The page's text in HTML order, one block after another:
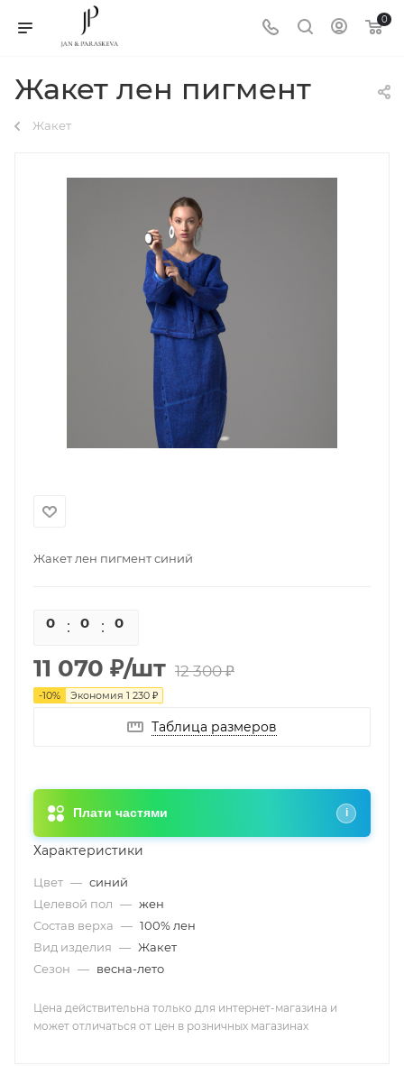
0
Жакет лен пигмент
Жакет
Жакет лен пигмент синий
0 0 0
11 070 ₽/шт 12 300₽
-10% Экономия 1 230 ₽
Таблица размеров
Плати частями i
Характеристики
Цвет — синий
Целевой пол — жен
Состав верха — 100% лен
Вид изделия — Жакет
Сезон — весна-лето
Цена действительна только для интернет-магазина и
может отличаться от цен в розничных магазинах